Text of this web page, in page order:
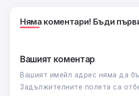
Няма коментари! Бъди
Вашият коментар
Вашият имейл адрес няма да
Задължителните полета са